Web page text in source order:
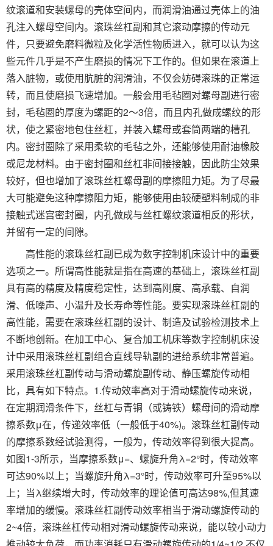
纹滚道和安装螺母的壳体空间内，而润滑油通过壳体上的油
孔注入螺母空间内。滚珠丝杠副和其它滚动摩擦的传动元
件，只要避免磨料微粒及化学活性物质进入，就可以认为这
些元件几乎是不产生磨损的情况下工作的。但如果在滚道上
落入脏物，或使用肮脏的润滑油，不仅会妨碍滚珠的正常运
转，而且使磨损飞速增加。一般会用毛毡圈对螺母副进行密
封，毛毡圈的厚度为螺距的2～3倍，而且内孔做成螺纹的形
状，使之紧密地包住丝杠，并装入螺母或套筒两端的槽孔
内。密封圈除了采用柔软的毛毡之外，还能够使用耐油橡胶
或尼龙材料。由于密封圈和丝杠非间接接触，因此防尘效果
较好，但也增加了滚珠丝杠螺母副的摩擦阻力矩。为了尽最
大可能避免这种摩擦阻力矩，能够使用由较硬塑料制成的非
接触式迷宫密封圈，内孔做成与丝杠螺纹滚道相反的形状，
并留有一定的间隙。
高性能的滚珠丝杠副已成为数字控制机床设计中的重要
选项之一。所谓高性能就是指在高速的基础上，滚珠丝杠副
具有高的精度及精度稳定性，达到高刚度、高承载、自润
滑、低噪声、小温升及长寿命等性能。要实现滚珠丝杠副的
高性能，需要在滚珠丝杠副的设计、制造及试验检测技术上
不断地创新。在加工中心、复合加工机床等数字控制机床设
计中采用滚珠丝杠副组合直线导轨副的进给系统非常普遍。
采用滚珠丝杠副传动与滑动螺旋副传动、静压螺旋传动相
比，具有如下特点。1.传动效率高对于滑动螺旋传动来说，
在定期润滑条件下，丝杠与青铜（或铸铁）螺母间的滑动摩
擦系数μ在，传递效率低（一般低于40%)。滚珠丝杠副传动
的摩擦系数经试验测得，一般为，传动效率得到很大提高。
如图1-3所示，当摩擦系数μ=、螺旋升角λ=2°时，传动效率
可达90%以上；当螺旋升角λ=3°时，传动效率可升至95%以
上；当λ继续增大时，传动效率的理论值可高达98%,但其速
率增加的缓慢。滚珠丝杠副传动效率相当于滑动螺旋传动的
2~4倍，滚珠丝杠传动相对滑动螺旋传动来说，能以较小动力